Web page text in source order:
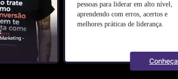
pessoas para liderar em alto nível,
aprendendo com erros, acertos e
melhores práticas de liderança.
Conheça